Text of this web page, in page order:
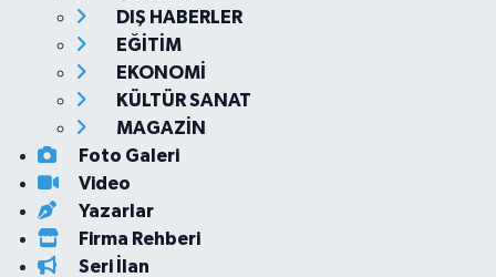
DIŞ HABERLER
EĞİTİM
EKONOMİ
KÜLTÜR SANAT
MAGAZİN
Foto Galeri
Video
Yazarlar
Firma Rehberi
Seri İlan